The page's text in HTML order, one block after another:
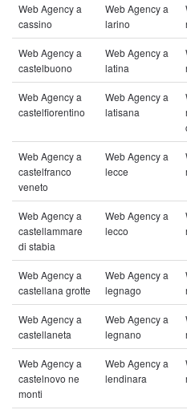
Web Agency a
cassino
Web Agency a
larino
Web Agency a
castelbuono
Web Agency a
latina
Web Agency a
castelfiorentino
Web Agency a
latisana
Web Agency a
castelfranco
veneto
Web Agency a
lecce
Web Agency a
castellammare
di stabia
Web Agency a
lecco
Web Agency a
castellana grotte
Web Agency a
legnago
Web Agency a
castellaneta
Web Agency a
legnano
Web Agency a
castelnovo ne
monti
Web Agency a
lendinara